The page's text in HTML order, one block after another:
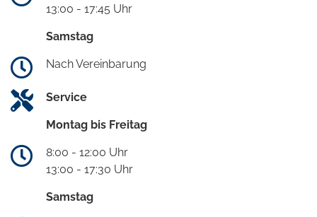
13:00 - 17:45 Uhr
Samstag
Nach Vereinbarung
Service
Montag bis Freitag
8:00 - 12:00 Uhr
13:00 - 17:30 Uhr
Samstag